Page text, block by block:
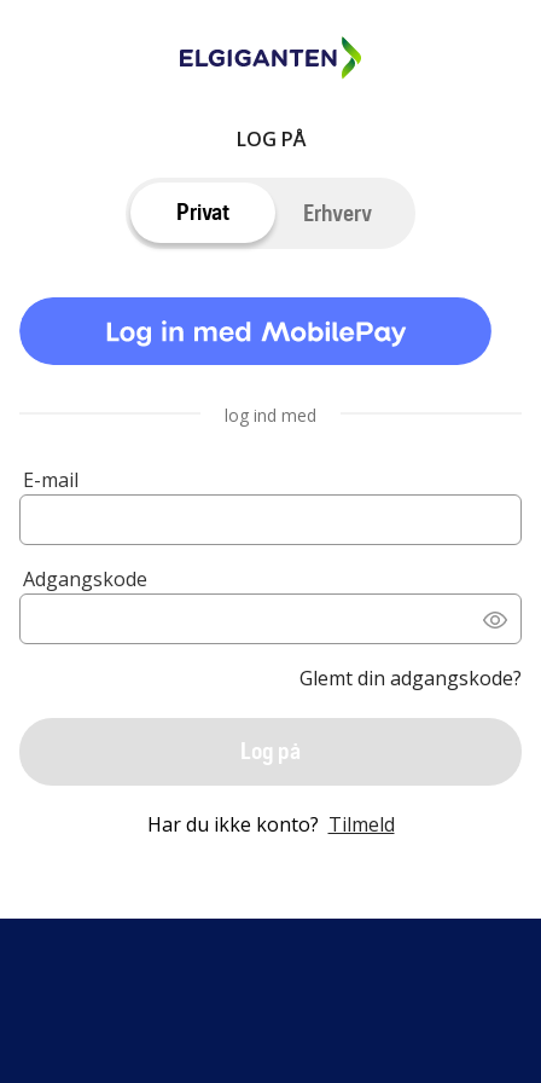
LOG PÅ
Privat Erhverv
log ind med
E-mail
Adgangskode
Glemt din adgangskode?
Log på
Har du ikke konto? Tilmeld